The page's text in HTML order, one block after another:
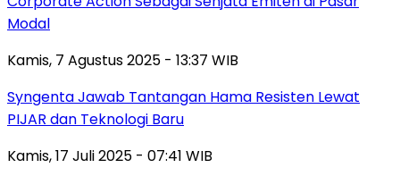
Modal
Kamis, 7 Agustus 2025 - 13:37 WIB
Syngenta Jawab Tantangan Hama Resisten Lewat
PIJAR dan Teknologi Baru
Kamis, 17 Juli 2025 - 07:41 WIB